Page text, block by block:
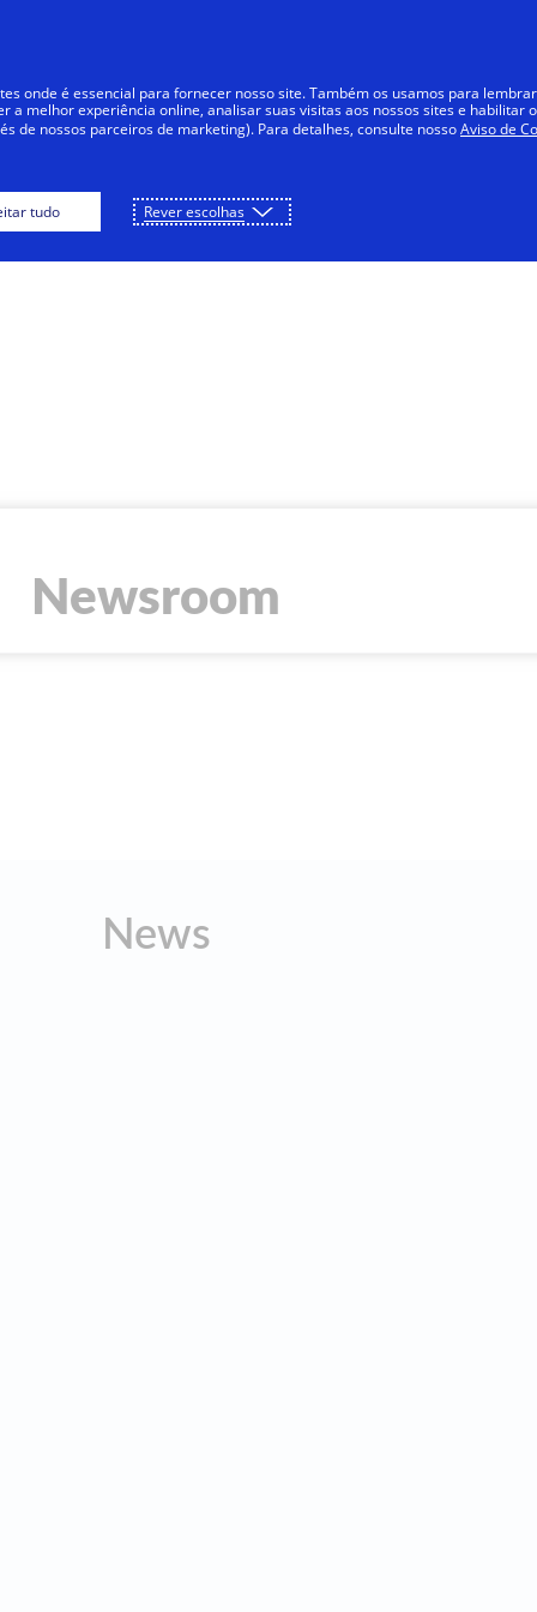
Newsroom
News
onde é essencial para fornecer nosso site. Também os usamos para
a melhor experiência online, analisar suas visitas aos nossos sites e habilitar o
de nossos parceiros de marketing). Para detalhes, consulte nossoAviso de
tudo Rever escolhas